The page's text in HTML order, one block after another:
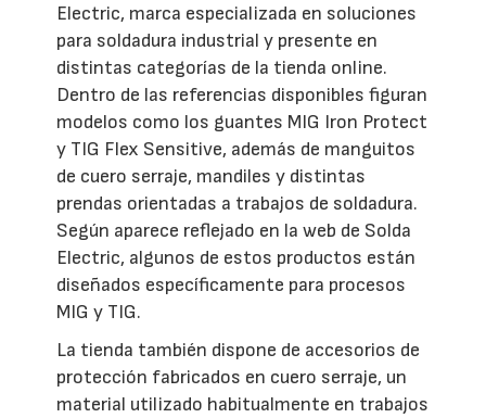
Electric, marca especializada en soluciones
para soldadura industrial y presente en
distintas categorías de la tienda online.
Dentro de las referencias disponibles figuran
modelos como los guantes MIG Iron Protect
y TIG Flex Sensitive, además de manguitos
de cuero serraje, mandiles y distintas
prendas orientadas a trabajos de soldadura.
Según aparece reflejado en la web de Solda
Electric, algunos de estos productos están
diseñados específicamente para procesos
MIG y TIG.
La tienda también dispone de accesorios de
protección fabricados en cuero serraje, un
material utilizado habitualmente en trabajos